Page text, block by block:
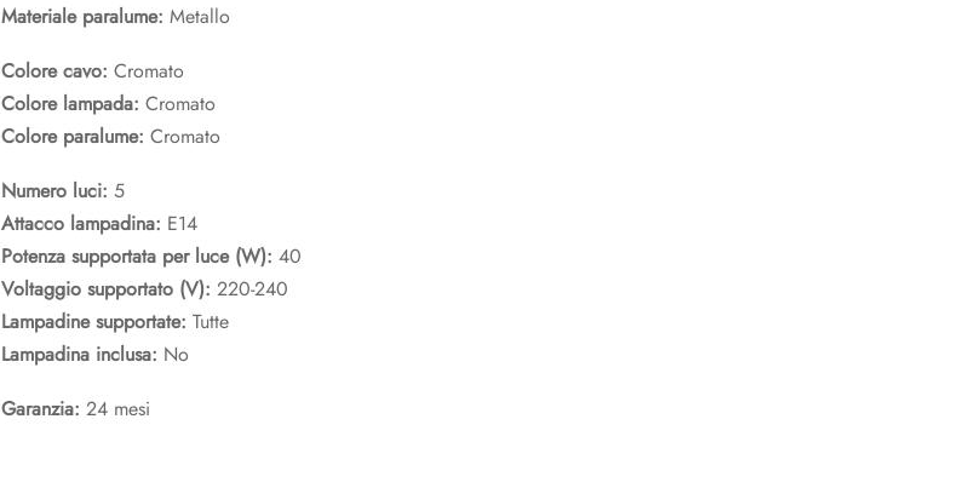
Materiale paralume: Metallo
Colore cavo: Cromato
Colore lampada: Cromato
Colore paralume: Cromato
Numero luci: 5
Attacco lampadina: E14
Potenza supportata per luce (W): 40
Voltaggio supportato (V): 220-240
Lampadine supportate: Tutte
Lampadina inclusa: No
Garanzia: 24 mesi